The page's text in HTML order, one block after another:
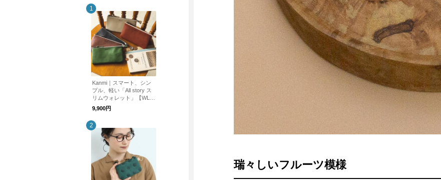
Kanmi｜スマート、シン
プル、軽い「All story ス
リムウォレット」【WL2
3-43】財布
9,900円
瑞々しいフルーツ模様